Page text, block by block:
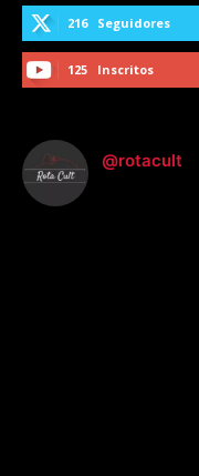
216 Seguidores
125 Inscritos
@rotacult